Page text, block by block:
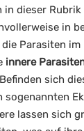
in dieser
in
Parasiten im
innere
sich
sogenannten
lassen sich